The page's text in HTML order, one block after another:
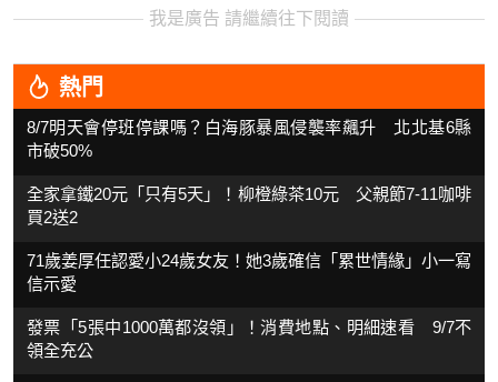
我是廣告 請繼續往下閱讀
熱門
8/7明天會停班停課嗎？白海豚暴風侵襲率飆升 北北基6縣
市破50%
全家拿鐵20元「只有5天」！柳橙綠茶10元 父親節7-11咖啡
買2送2
71歲姜厚任認愛小24歲女友！她3歲確信「累世情緣」小一寫
信示愛
發票「5張中1000萬都沒領」！消費地點、明細速看 9/7不
領全充公